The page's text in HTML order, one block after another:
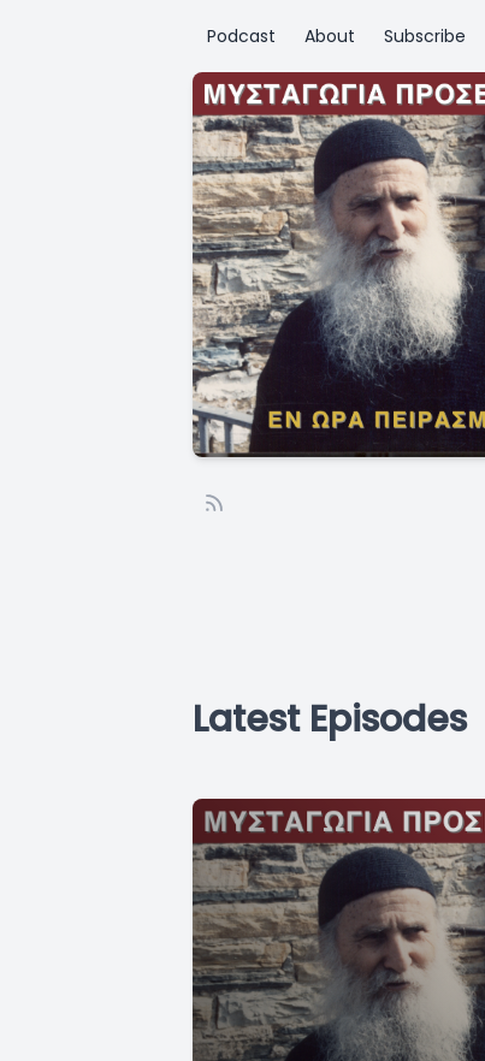
Podcast About Subscribe
Latest Episodes